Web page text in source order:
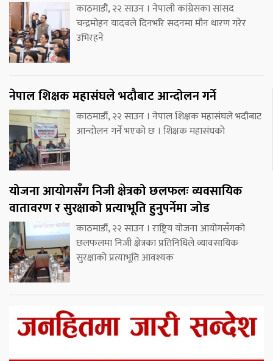
काठमाडौं, २२ साउन । नेपाली कांग्रेसका सांसद
चन्द्रमोहन यादवले दिनभरि सदनमा मौन धारण गरेर
उभिरहने
नेपाल शिक्षक महासंघले भदौबाट आन्दोलन गर्ने
काठमाडौं, २२ साउन । नेपाल शिक्षक महासंघले भदौबाट
आन्दोलन गर्ने भएको छ । शिक्षक महासंघको
योजना आयोगसँग निजी क्षेत्रको छलफलः व्यवसायिक
वातावरण र सुरक्षाको प्रत्याभूति हुनुपर्नेमा जोड
काठमाडौं, २२ साउन । राष्ट्रिय योजना आयोगसँगको
छलफलमा निजी क्षेत्रका प्रतिनिधिले व्यावसायिक
सुरक्षाको प्रत्याभूति आवश्यक